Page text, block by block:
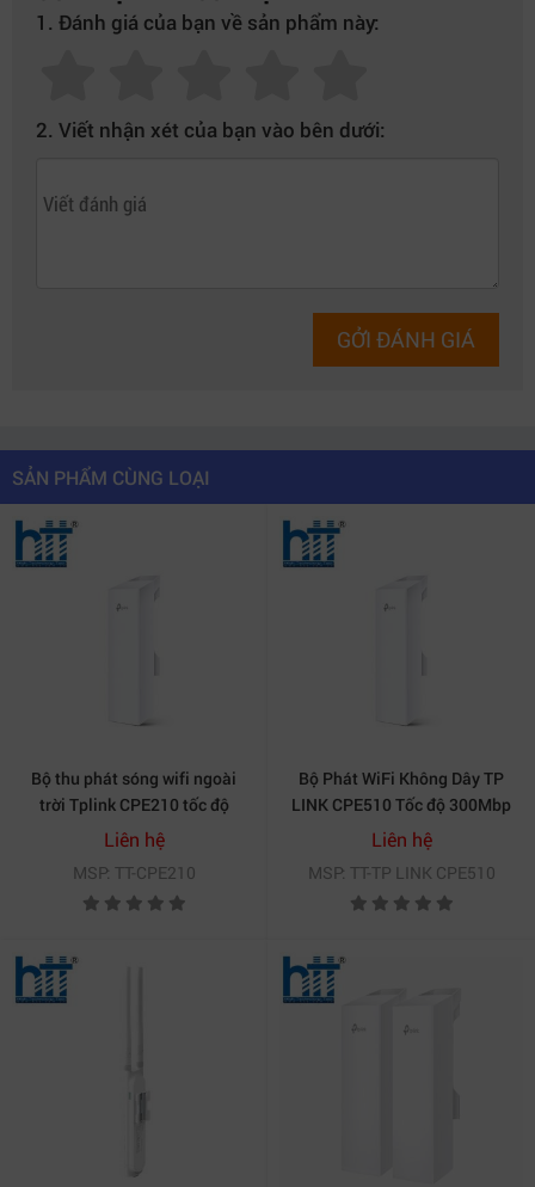
1. Đánh giá của bạn về sản phẩm này:
2. Viết nhận xét của bạn vào bên dưới:
GỞI ĐÁNH GIÁ
SẢN PHẨM CÙNG LOẠI
Bộ thu phát sóng wifi ngoài
trời Tplink CPE210 tốc độ
300Mbps
Liên hệ
MSP: TT-CPE210
Bộ Phát WiFi Không Dây TP
LINK CPE510 Tốc độ 300Mbp
Liên hệ
MSP: TT-TP LINK CPE510